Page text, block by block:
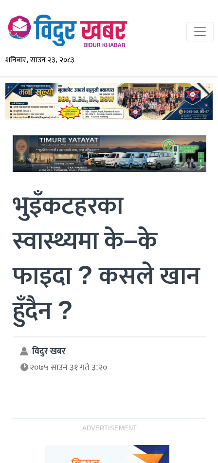
शनिबार, साउन २३, २०८३
भुइँकटहरका
स्वास्थ्यमा के–के
फाइदा ? कसले खान
हुँदैन ?
विदुर खबर
२०७५ साउन ३१ गते ३:२०
ADVERTISEMENT